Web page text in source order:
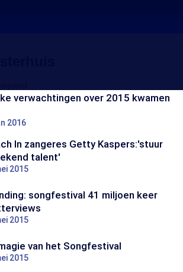
verwachtingen over 2015 kwamen
2016
In zangeres Getty Kaspers:'stuur
talent'
2015
songfestival 41 miljoen keer
2015
van het Songfestival
2015